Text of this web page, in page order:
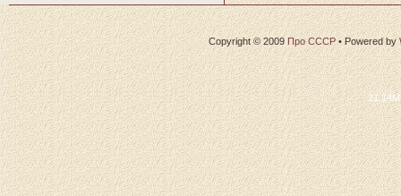
Copyright © 2009 Про СССР•Powered by